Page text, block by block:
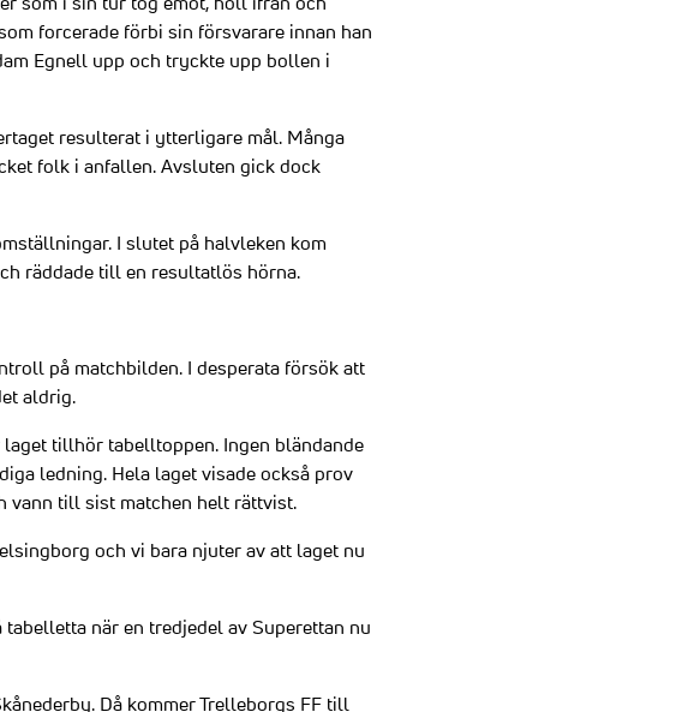
forcerade förbi sin försvarare innan han
Egnell upp och tryckte upp bollen i
resulterat i ytterligare mål. Många
folk i anfallen. Avsluten gick dock
I slutet på halvleken kom
räddade till en resultatlös hörna.
på matchbilden. I desperata försök att
aldrig.
tillhör tabelltoppen. Ingen bländande
ledning. Hela laget visade också prov
vann till sist matchen helt rättvist.
och vi bara njuter av att laget nu
när en tredjedel av Superettan nu
Då kommer Trelleborgs FF till